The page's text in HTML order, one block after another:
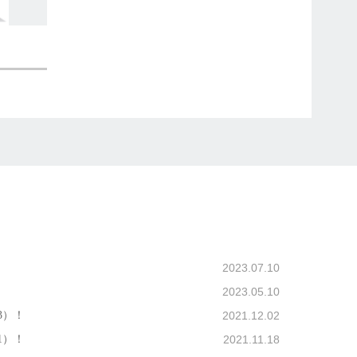
2023.07.10
2023.05.10
2021.12.02
！
2021.11.18
！